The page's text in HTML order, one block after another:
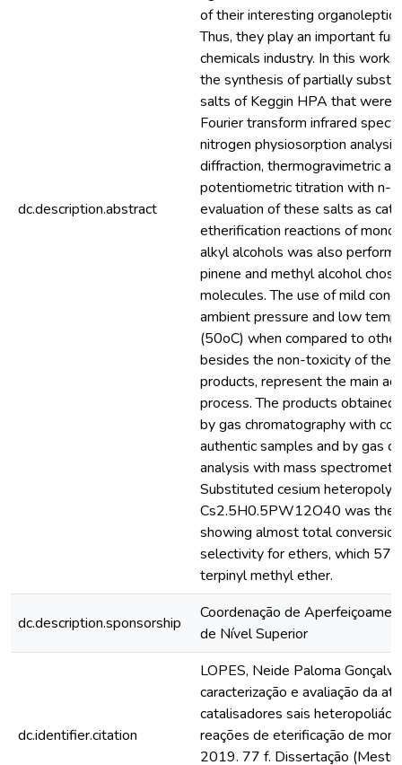
dc.description.abstract
of their interesting organoleptic
Thus, they play an important
chemicals industry. In this work,
the synthesis of partially
salts of Keggin HPA that were
Fourier transform infrared
nitrogen physiosorption
diffraction, thermogravimetric
potentiometric titration with n-
evaluation of these salts as
etherification reactions of
alkyl alcohols was also
pinene and methyl alcohol
molecules. The use of mild
ambient pressure and low
(50oC) when compared to
besides the non-toxicity of the
products, represent the main
process. The products
by gas chromatography with
authentic samples and by gas
analysis with mass
Substituted cesium
Cs2.5H0.5PW12O40 was the
showing almost total
selectivity for ethers, which
terpinyl methyl ether.
dc.description.sponsorship
Coordenação de
de Nível Superior
dc.identifier.citation
LOPES, Neide Paloma
caracterização e avaliação da
catalisadores sais
reações de eterificação de
2019. 77 f. Dissertação